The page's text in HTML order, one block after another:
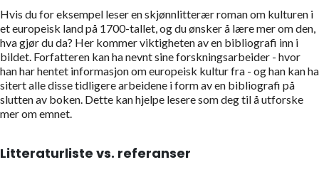
Hvis du for eksempel leser en skjønnlitterær roman om kulturen i
et europeisk land på 1700-tallet, og du ønsker å lære mer om den,
hva gjør du da? Her kommer viktigheten av en bibliografi inn i
bildet. Forfatteren kan ha nevnt sine forskningsarbeider - hvor
han har hentet informasjon om europeisk kultur fra - og han kan ha
sitert alle disse tidligere arbeidene i form av en bibliografi på
slutten av boken. Dette kan hjelpe lesere som deg til å utforske
mer om emnet.
Litteraturliste vs. referanser